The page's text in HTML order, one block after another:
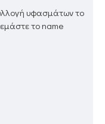
υφασμάτων το
το name